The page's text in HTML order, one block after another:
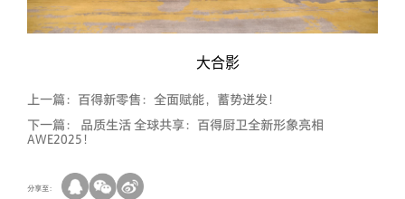
大合影
上一篇： 百得新零售：全面赋能，蓄势迸发！
下一篇： 品质生活 全球共享：百得厨卫全新形象亮相
AWE2025！
分享至：